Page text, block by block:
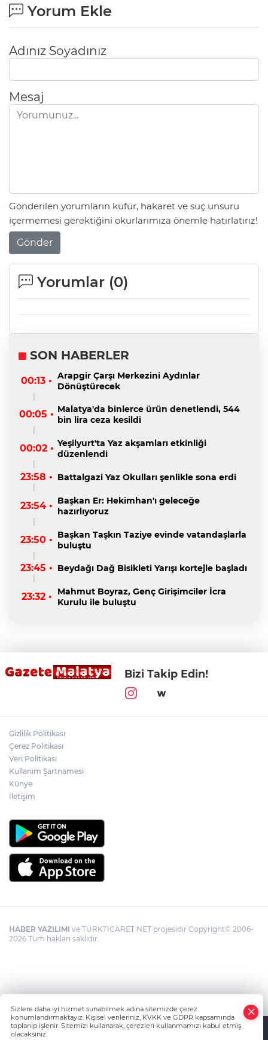
Yorum Ekle
Adınız Soyadınız
Mesaj
Gönderilen yorumların küfür, hakaret ve suç unsuru
içermemesi gerektiğini okurlarımıza önemle hatırlatırız!
Gönder
Yorumlar (0)
SON HABERLER
00:13 • Arapgir Çarşı Merkezini Aydınlar
Dönüştürecek
00:05 • Malatya'da binlerce ürün denetlendi, 544
bin lira ceza kesildi
00:02 • Yeşilyurt'ta Yaz akşamları etkinliği
düzenlendi
23:58 • Battalgazi Yaz Okulları şenlikle sona erdi
23:54 • Başkan Er: Hekimhan'ı geleceğe
hazırlıyoruz
23:50 • Başkan Taşkın Taziye evinde vatandaşlarla
buluştu
23:45 • Beydağı Dağ Bisikleti Yarışı kortejle başladı
23:32 •
Mahmut Boyraz, Genç Girişimciler İcra
Kurulu ile buluştu
Bizi Takip Edin!
Gizlilik Politikası
Çerez Politikası
Veri Politikası
Kullanım Şartnamesi
Künye
İletişim
HABER YAZILIMI ve TURKTICARET.NET projesidir Copyright© 2006-
2026 Tüm hakları saklıdır.
Sizlere daha iyi hizmet sunabilmek adına sitemizde çerez
konumlandırmaktayız. Kişisel verileriniz, KVKK ve GDPR kapsamında
toplanıp işlenir. Sitemizi kullanarak, çerezleri kullanmamızı kabul etmiş
olacaksınız.